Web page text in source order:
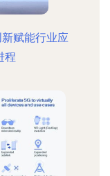
赋能行业应
程